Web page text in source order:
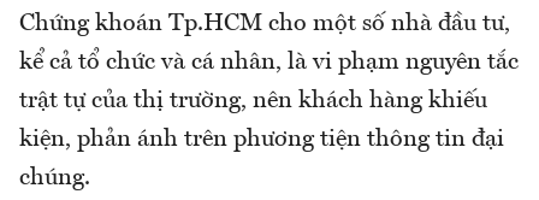
Chứng khoán Tp.HCM cho một số nhà đầu tư,
kể cả tổ chức và cá nhân, là vi phạm nguyên tắc
trật tự của thị trường, nên khách hàng khiếu
kiện, phản ánh trên phương tiện thông tin đại
chúng.